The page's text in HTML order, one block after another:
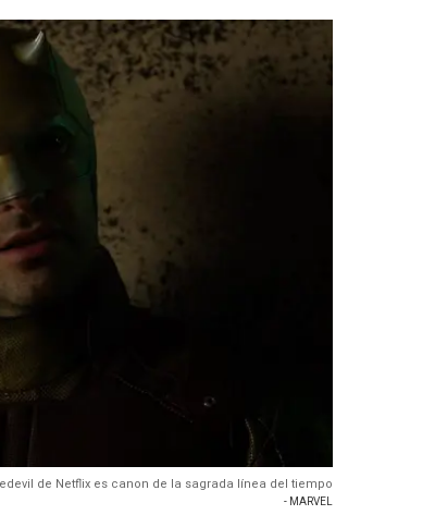
de Netflix es canon de la sagrada línea del tiempo
- MARVEL